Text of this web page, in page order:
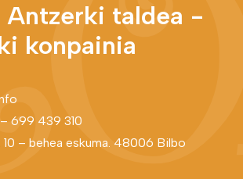
Antzerki taldea -
konpainia
– 699 439 310
– behea eskuma. 48006 Bilbo